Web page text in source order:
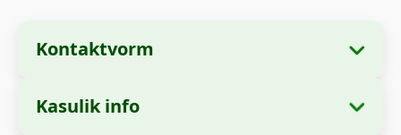
Kontaktvorm
Kasulik info